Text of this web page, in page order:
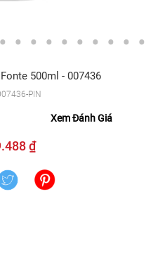
500ml - 007436
PIN
Xem Đánh Giá
₫